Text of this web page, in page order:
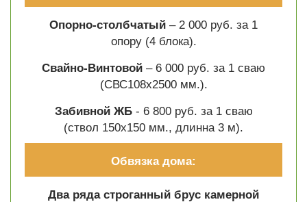
Опорно-столбчатый – 2 000 руб. за 1
опору (4 блока).
Свайно-Винтовой – 6 000 руб. за 1 сваю
(СВС108х2500 мм.).
Забивной ЖБ- 6 800 руб. за 1 сваю
(ствол 150х150 мм., длинна 3 м).
Обвязка дома:
Два ряда строганный брус камерной